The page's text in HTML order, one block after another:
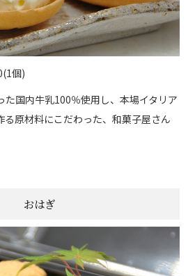
個)
た国内牛乳100％使用し、本場イタリア
る原材料にこだわった、和菓子屋さん
おはぎ